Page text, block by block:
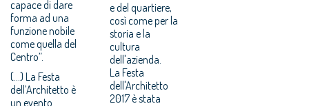
capace di dare
forma ad una
funzione nobile
come quella del
Centro”.
(...) La Festa
dell’Architetto è
un evento
e del quartiere,
così come per la
storia e la
cultura
dell'azienda.
La Festa
dell'Architetto
2017 è stata